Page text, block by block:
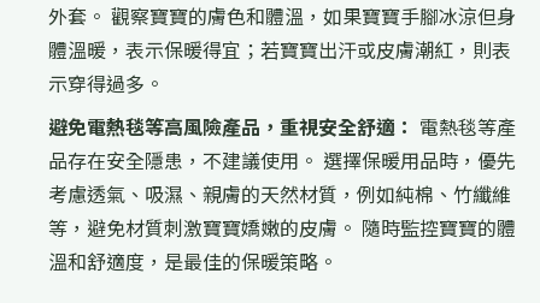
外套。 觀察寶寶的膚色和體溫，如果寶寶手腳冰涼但身
體溫暖，表示保暖得宜；若寶寶出汗或皮膚潮紅，則表
示穿得過多。
避免電熱毯等高風險產品，重視安全舒適： 電熱毯等產
品存在安全隱患，不建議使用。 選擇保暖用品時，優先
考慮透氣、吸濕、親膚的天然材質，例如純棉、竹纖維
等，避免材質刺激寶寶嬌嫩的皮膚。 隨時監控寶寶的體
溫和舒適度，是最佳的保暖策略。